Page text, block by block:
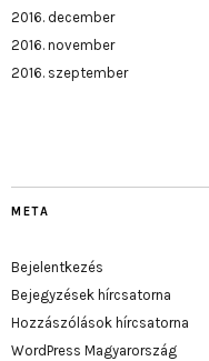
2016. december
2016. november
2016. szeptember
META
Bejelentkezés
Bejegyzések hírcsatorna
Hozzászólások hírcsatorna
WordPress Magyarország